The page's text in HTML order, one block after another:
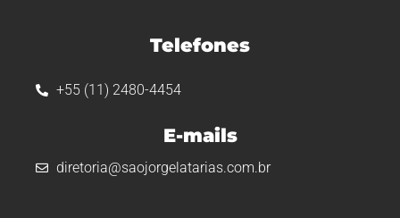
Telefones
+55 (11) 2480-4454
E-mails
diretoria@saojorgelatarias.com.br